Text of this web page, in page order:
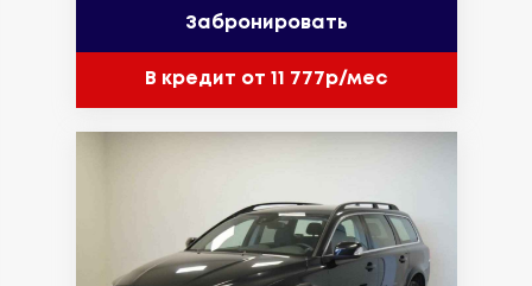
Забронировать
В кредит от 11 777р/мес